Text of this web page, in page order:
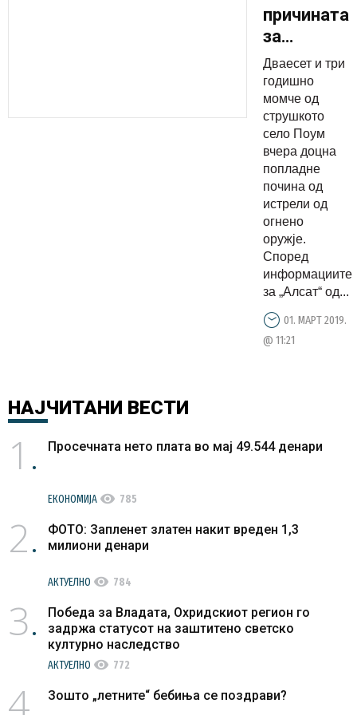
причината
за
убиството
во Струга
Дваесет и три
годишно
момче од
струшкото
село Поум
вчера доцна
попладне
пoчинa од
истрели од
огнено
оpyжје.
Според
информациите
за „Алсат“ од...
01. МАРТ 2019.
@ 11:21
НАЈЧИТАНИ ВЕСТИ
1 Просечната нето плата во мај 49.544 денари
ЕКОНОМИЈА visibility 785
2
ФОТО: Запленет златен накит вреден 1,3
милиони денари
АКТУЕЛНО visibility 784
3
Победа за Владата, Охридскиот регион го
задржа статусот на заштитено светско
културно наследство
АКТУЕЛНО visibility 772
4 Зошто „летните“ бебиња се поздрави?